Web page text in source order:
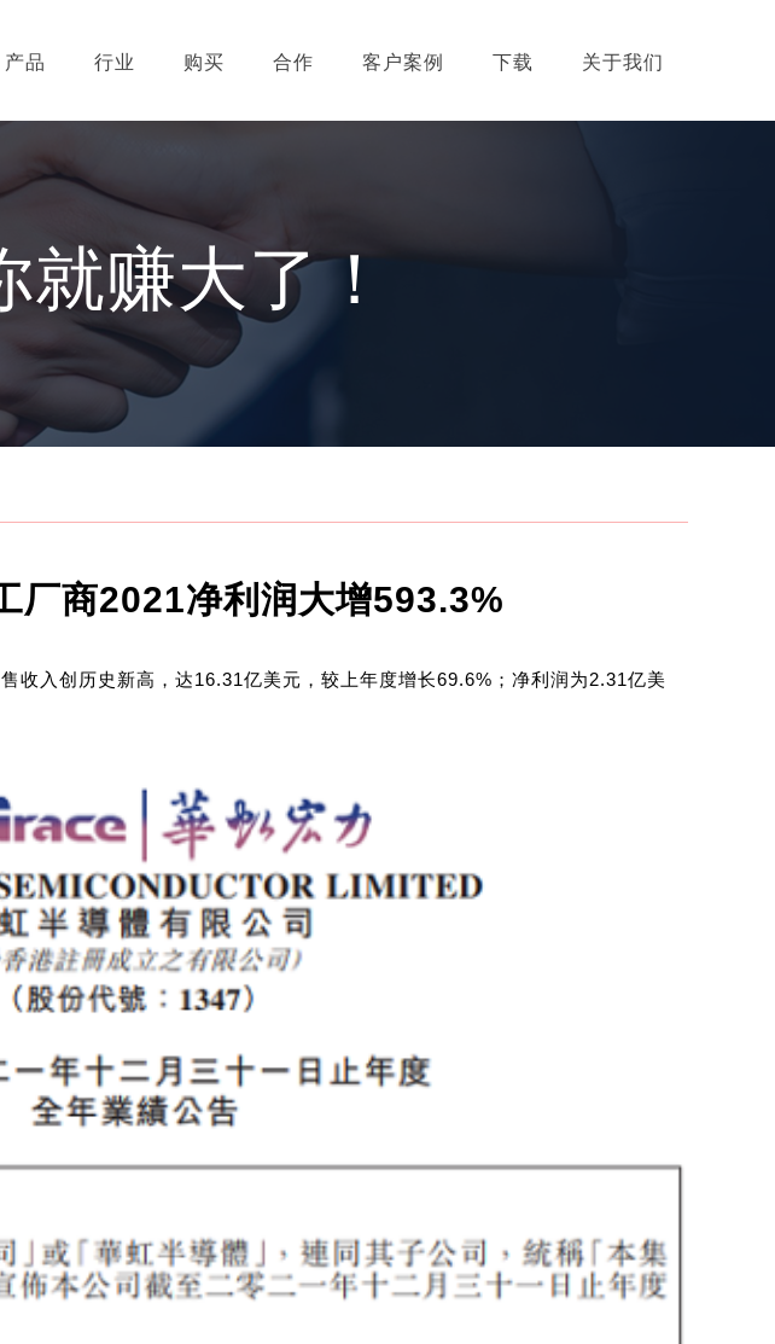
产品 行业 购买 合作 客户案例 下载 关于我们
就赚大了！
厂商2021净利润大增593.3%
收入创历史新高，达16.31亿美元，较上年度增长69.6%；净利润为2.31亿美